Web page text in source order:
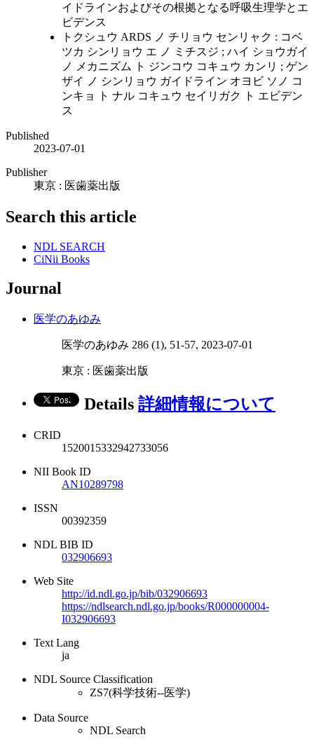
イドラインおよびその根拠となる呼吸生理学とエ
ビデンス
トクシュウ ARDS ノ チリョウ センリャク : コベ
ツカ シンリョウ エ ノ ミチスジ ; ハイ ショウガイ
ノ メカニズム ト ジンコウ コキュウ カンリ ; ゲン
ザイ ノ シンリョウ ガイドライン オヨビ ソノ コ
ンキョ ト ナル コキュウ セイリガク ト エビデン
ス
Published
2023-07-01
Publisher
東京 : 医歯薬出版
Search this article
NDL SEARCH
CiNii Books
Journal
医学のあゆみ
医学のあゆみ 286 (1), 51-57, 2023-07-01
東京 : 医歯薬出版
Details 詳細情報について
CRID
1520015332942733056
NII Book ID
AN10289798
ISSN
00392359
NDL BIB ID
032906693
Web Site
http://id.ndl.go.jp/bib/032906693
https://ndlsearch.ndl.go.jp/books/R000000004-
I032906693
Text Lang
ja
NDL Source Classification
ZS7(科学技術--医学)
Data Source
NDL Search